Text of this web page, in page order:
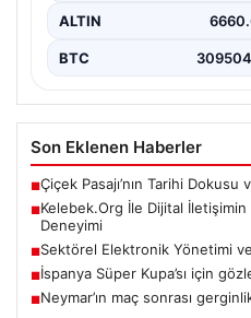
ALTIN
BTC
Son Eklenen Haberler
■Çiçek Pasajı’nın Tarihi Dokusu
■Kelebek.Org İle Dijital
Deneyimi
■Sektörel Elektronik Yönetimi
■İspanya Süper Kupa’sı için
■Neymar’ın maç sonrası